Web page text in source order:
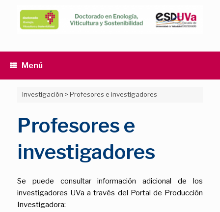
contenido
Menú
Investigación >Profesores e investigadores
Profesores e
investigadores
Se puede consultar información adicional de los
investigadores UVa a través del Portal de Producción
Investigadora: